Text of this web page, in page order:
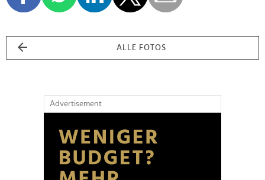
ALLE FOTOS
Advertisement